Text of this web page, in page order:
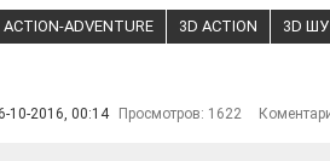
ACTION-ADVENTURE 3D ACTION 3D
10-2016, 00:14 Просмотров: 1622